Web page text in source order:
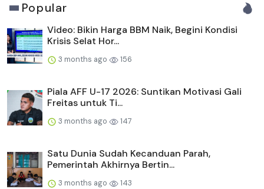
Popular
Video: Bikin Harga BBM Naik, Begini Kondisi
Krisis Selat Hor...
3 months ago 156
Piala AFF U-17 2026: Suntikan Motivasi Gali
Freitas untuk Ti...
3 months ago 147
Satu Dunia Sudah Kecanduan Parah,
Pemerintah Akhirnya Bertin...
3 months ago 143